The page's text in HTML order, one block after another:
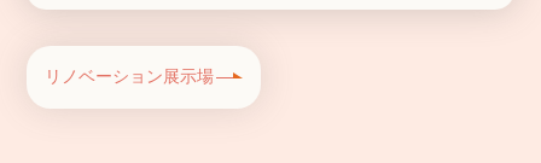
リノベーション展示場